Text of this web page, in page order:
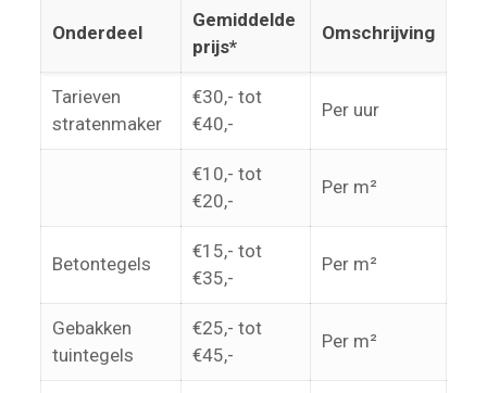
Onderdeel
Gemiddelde
prijs*
Omschrijving
Tarieven
stratenmaker
€30,- tot
€40,-
Per uur
€10,- tot
€20,-
Per m²
Betontegels
€15,- tot
€35,-
Per m²
Gebakken
tuintegels
€25,- tot
€45,-
Per m²